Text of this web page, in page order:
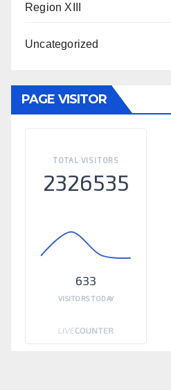
Region XIII
Uncategorized
PAGE VISITOR
TOTAL VISITORS
2326535
633
VISITORS TODAY